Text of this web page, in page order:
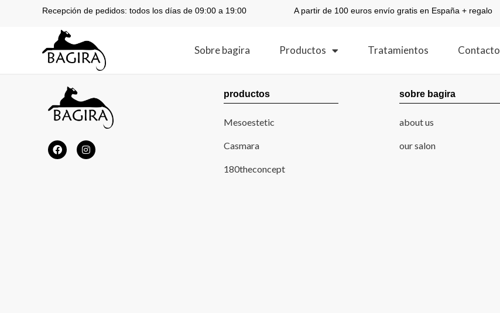
Recepción de pedidos: todos los días de 09:00 a 19:00 A partir de 100 euros envío gratis en España + regalo
Sobre bagira Productos Tratamientos Contacto
productos
Mesoestetic
Casmara
180theconcept
sobre bagira
about us
our salon